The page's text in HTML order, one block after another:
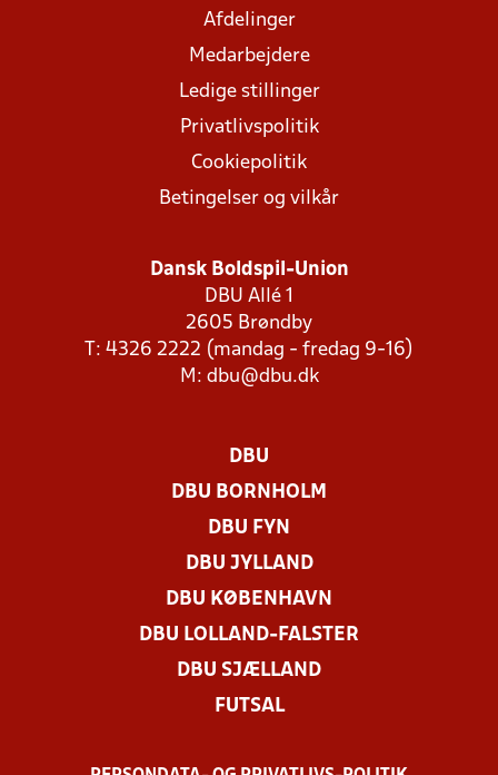
Afdelinger
Medarbejdere
Ledige stillinger
Privatlivspolitik
Cookiepolitik
Betingelser og vilkår
Dansk Boldspil-Union
DBU Allé 1
2605 Brøndby
T: 4326 2222 (mandag - fredag 9-16)
M: dbu@dbu.dk
DBU
DBU BORNHOLM
DBU FYN
DBU JYLLAND
DBU KØBENHAVN
DBU LOLLAND-FALSTER
DBU SJÆLLAND
FUTSAL